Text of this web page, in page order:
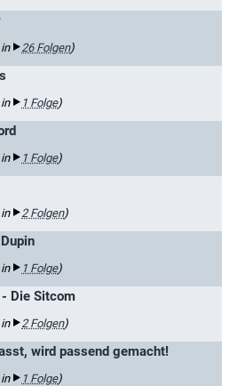
26 Folgen)
1 Folge)
1 Folge)
2 Folgen)
1 Folge)
Die Sitcom
2 Folgen)
wird passend gemacht!
1 Folge)